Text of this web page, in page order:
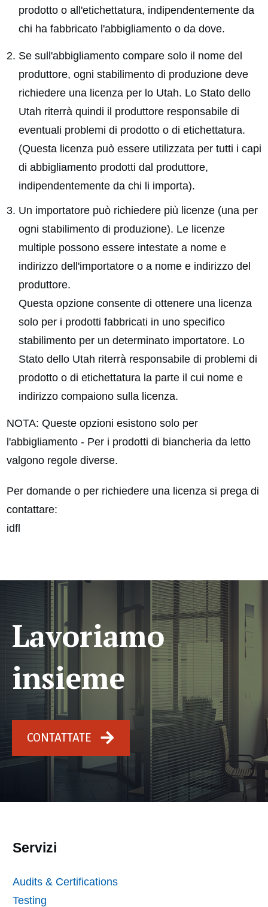
prodotto o all'etichettatura, indipendentemente da
chi ha fabbricato l'abbigliamento o da dove.
Se sull'abbigliamento compare solo il nome del
produttore, ogni stabilimento di produzione deve
richiedere una licenza per lo Utah. Lo Stato dello
Utah riterrà quindi il produttore responsabile di
eventuali problemi di prodotto o di etichettatura.
(Questa licenza può essere utilizzata per tutti i capi
di abbigliamento prodotti dal produttore,
indipendentemente da chi li importa).
Un importatore può richiedere più licenze (una per
ogni stabilimento di produzione). Le licenze
multiple possono essere intestate a nome e
indirizzo dell'importatore o a nome e indirizzo del
produttore.
Questa opzione consente di ottenere una licenza
solo per i prodotti fabbricati in uno specifico
stabilimento per un determinato importatore. Lo
Stato dello Utah riterrà responsabile di problemi di
prodotto o di etichettatura la parte il cui nome e
indirizzo compaiono sulla licenza.
NOTA: Queste opzioni esistono solo per
l'abbigliamento - Per i prodotti di biancheria da letto
valgono regole diverse.
Per domande o per richiedere una licenza si prega di
contattare:
idfl
Lavoriamo
insieme
CONTATTATE
Servizi
Audits & Certifications
Testing